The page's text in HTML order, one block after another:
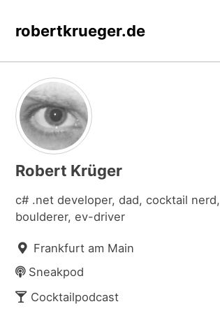
primary
navigation
content
footer
robertkrueger.de
Robert Krüger
c# .net developer, dad, cocktail nerd,
boulderer, ev-driver
Frankfurt am Main
Sneakpod
Cocktailpodcast